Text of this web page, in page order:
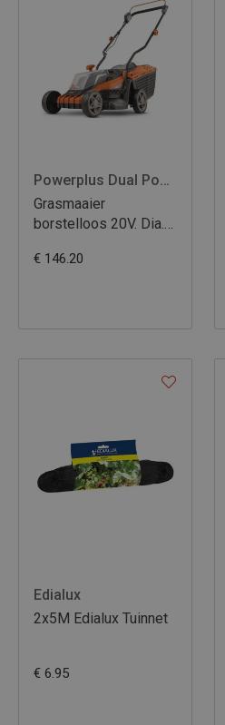
Powerplus Dual Power
Grasmaaier
borstelloos 20V. Dia.
€ 146.20
Edialux
2x5M Edialux Tuinnet
€ 6.95